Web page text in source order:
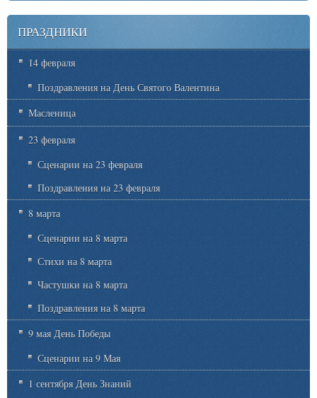
ПРАЗДНИКИ
14 февраля
Поздравления на День Святого Валентина
Масленица
23 февраля
Сценарии на 23 февраля
Поздравления на 23 февраля
8 марта
Сценарии на 8 марта
Стихи на 8 марта
Частушки на 8 марта
Поздравления на 8 марта
9 мая День Победы
Сценарии на 9 Мая
1 сентября День Знаний